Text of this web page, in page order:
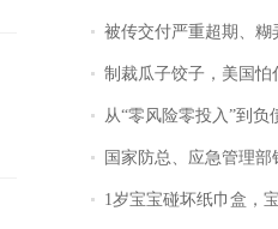
被传交付严重超期、糊弄客户，知名独角兽车企创始人回应：都没证据，将依
制裁瓜子饺子，美国怕
从“零风险零投入”到负债百万：一个养牛项目崩
国家防总、应急管理部针对浙江福建
1岁宝宝碰坏纸巾盒，宝妈被酒店要求赔付924元！三亚